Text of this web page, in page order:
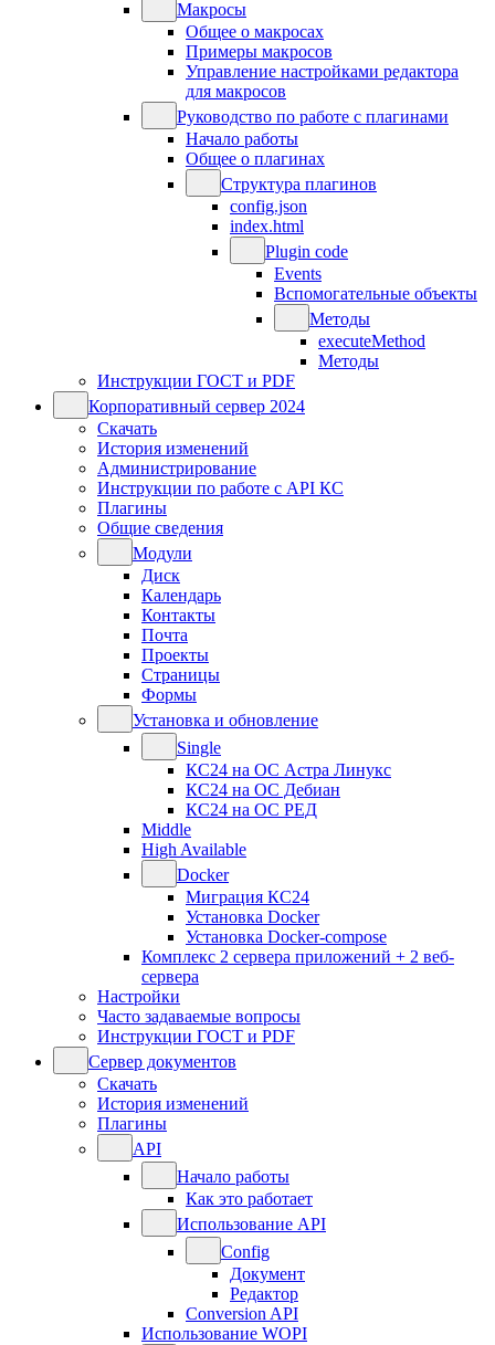
Макросы
Общее о макросах
Примеры макросов
Управление настройками редактора
для макросов
Руководство по работе с плагинами
Начало работы
Общее о плагинах
Структура плагинов
config.json
index.html
Plugin code
Events
Вспомогательные объекты
Методы
executeMethod
Методы
Инструкции ГОСТ и PDF
Корпоративный сервер 2024
Скачать
История изменений
Администрирование
Инструкции по работе с API КС
Плагины
Общие сведения
Модули
Диск
Календарь
Контакты
Почта
Проекты
Страницы
Формы
Установка и обновление
Single
КС24 на ОС Астра Линукс
КС24 на ОС Дебиан
КС24 на ОС РЕД
Middle
High Available
Docker
Миграция КС24
Установка Docker
Установка Docker-compose
Комплекс 2 сервера приложений + 2 веб-
сервера
Настройки
Часто задаваемые вопросы
Инструкции ГОСТ и PDF
Сервер документов
Скачать
История изменений
Плагины
API
Начало работы
Как это работает
Использование API
Config
Документ
Редактор
Conversion API
Использование WOPI